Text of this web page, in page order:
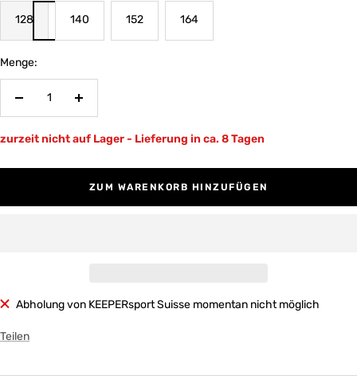
128 140 152 164
Menge:
Menge
Menge
zurzeit nicht auf Lager - Lieferung in ca. 8 Tagen
ZUM WARENKORB HINZUFÜGEN
Abholung von KEEPERsport Suisse momentan nicht möglich
Teilen